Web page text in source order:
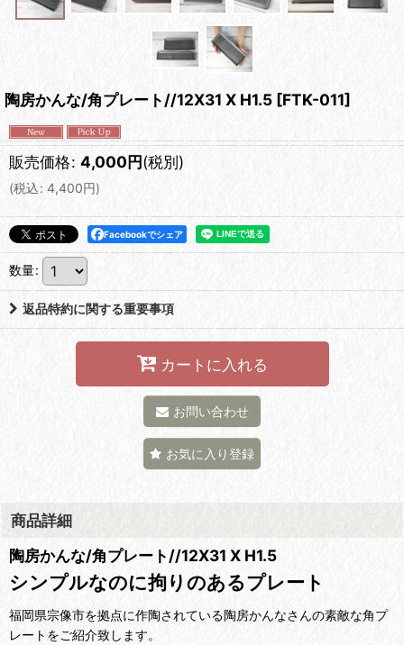
陶房かんな/角プレート//12X31 X H1.5 [FTK-011]
販売価格: 4,000円(税別)
(税込: 4,400円)
Facebookでシェア
数量:
返品特約に関する重要事項
カートに入れる
お問い合わせ
お気に入り登録
商品詳細
陶房かんな/角プレート//12X31 X H1.5
シンプルなのに拘りのあるプレート
福岡県宗像市を拠点に作陶されている陶房かんなさんの素敵な角プ
レートをご紹介致します。